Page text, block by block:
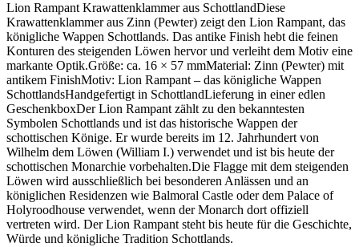
Lion Rampant Krawattenklammer aus SchottlandDiese
Krawattenklammer aus Zinn (Pewter) zeigt den Lion Rampant, das
königliche Wappen Schottlands. Das antike Finish hebt die feinen
Konturen des steigenden Löwen hervor und verleiht dem Motiv eine
markante Optik.Größe: ca. 16 × 57 mmMaterial: Zinn (Pewter) mit
antikem FinishMotiv: Lion Rampant – das königliche Wappen
SchottlandsHandgefertigt in SchottlandLieferung in einer edlen
GeschenkboxDer Lion Rampant zählt zu den bekanntesten
Symbolen Schottlands und ist das historische Wappen der
schottischen Könige. Er wurde bereits im 12. Jahrhundert von
Wilhelm dem Löwen (William I.) verwendet und ist bis heute der
schottischen Monarchie vorbehalten.Die Flagge mit dem steigenden
Löwen wird ausschließlich bei besonderen Anlässen und an
königlichen Residenzen wie Balmoral Castle oder dem Palace of
Holyroodhouse verwendet, wenn der Monarch dort offiziell
vertreten wird. Der Lion Rampant steht bis heute für die Geschichte,
Würde und königliche Tradition Schottlands.